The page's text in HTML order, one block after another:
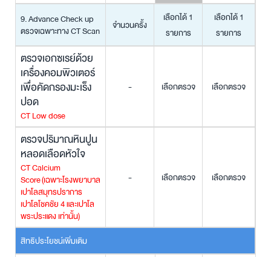
9. Advance Check up
ตรวจเฉพาะทาง CT Scan
จำนวนครั้ง
เลือกได้ 1
รายการ
เลือกได้ 1
รายการ
ตรวจเอกซเรย์ด้วย
เครื่องคอมพิวเตอร์
เพื่อคัดกรองมะเร็ง
ปอด
CT Low dose
- เลือกตรวจ เลือกตรวจ
ตรวจปริมาณหินปูน
หลอดเลือดหัวใจ
CT Calcium
Score(เฉพาะโรงพยาบาล
เปาโลสมุทรปราการ
เปาโลโชคชัย 4 และเปาโล
พระประแดง เท่านั้น)
- เลือกตรวจ เลือกตรวจ
สิทธิประโยชน์เพิ่มเติม